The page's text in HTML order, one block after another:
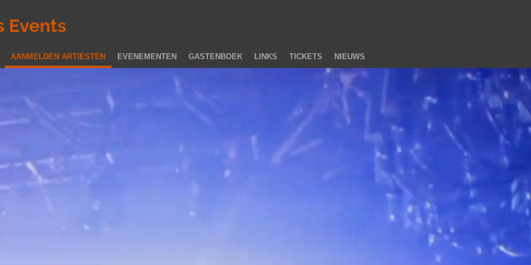
Events
AANMELDEN ARTIESTEN EVENEMENTEN GASTENBOEK LINKS TICKETS NIEUWS